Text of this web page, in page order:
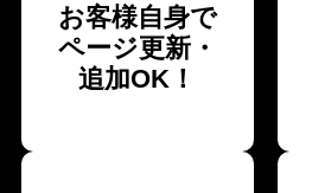
お客様自身で
ページ更新・
追加OK！